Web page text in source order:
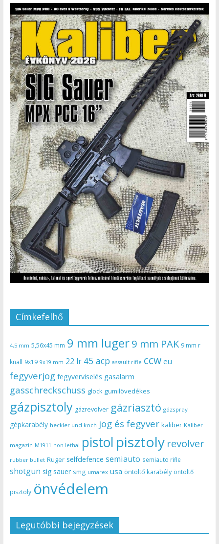
Címkefelhő
4,5 mm 5,56x45 mm 9 mm luger9 mm PAK 9 mm r
knall 9x19 9x19 mm 22 lr 45 acp assault rifle ccw eu
fegyverjog fegyverviselés gasalarm
gasschreckschuss glock gumilövedékes
gázpisztoly gázrevolver gázriasztó gázspray
gépkarabély heckler und koch jog és fegyver kaliber Kaliber
magazin M1911 non lethal pistol pisztoly revolver
rubber bullet Ruger selfdefence semiauto semiauto rifle
shotgun sig sauer smg umarex usa öntöltő karabély öntöltő
pisztoly önvédelem
Legutóbbi bejegyzések